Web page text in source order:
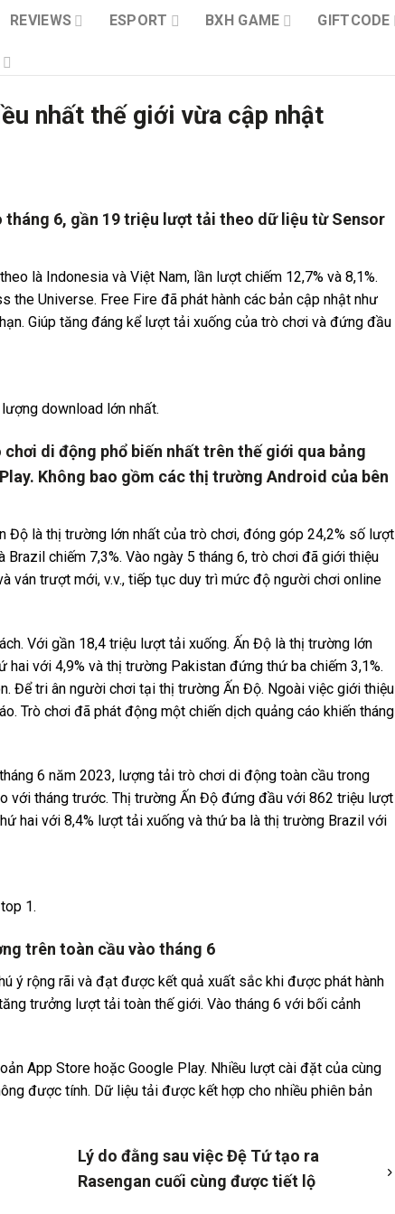
REVIEWS ESPORT BXH GAME GIFTCODE
nhất thế giới vừa cập nhật
tháng 6, gần 19 triệu lượt tải theo dữ liệu từ Sensor
là Indonesia và Việt Nam, lần lượt chiếm 12,7% và 8,1%.
the Universe. Free Fire đã phát hành các bản cập nhật như
Giúp tăng đáng kể lượt tải xuống của trò chơi và đứng đầu
download lớn nhất.
di động phổ biến nhất trên thế giới qua bảng
Không bao gồm các thị trường Android của bên
là thị trường lớn nhất của trò chơi, đóng góp 24,2% số lượt
chiếm 7,3%. Vào ngày 5 tháng 6, trò chơi đã giới thiệu
ván trượt mới, v.v., tiếp tục duy trì mức độ người chơi online
Với gần 18,4 triệu lượt tải xuống. Ấn Độ là thị trường lớn
với 4,9% và thị trường Pakistan đứng thứ ba chiếm 3,1%.
Để tri ân người chơi tại thị trường Ấn Độ. Ngoài việc giới thiệu
Trò chơi đã phát động một chiến dịch quảng cáo khiến tháng
6 năm 2023, lượng tải trò chơi di động toàn cầu trong
với tháng trước. Thị trường Ấn Độ đứng đầu với 862 triệu lượt
hai với 8,4% lượt tải xuống và thứ ba là thị trường Brazil với
1.
trên toàn cầu vào tháng 6
ý rộng rãi và đạt được kết quả xuất sắc khi được phát hành
trưởng lượt tải toàn thế giới. Vào tháng 6 với bối cảnh
App Store hoặc Google Play. Nhiều lượt cài đặt của cùng
được tính. Dữ liệu tải được kết hợp cho nhiều phiên bản
Lý do đằng sau việc Đệ Tứ tạo ra
Rasengan cuối cùng được tiết lộ